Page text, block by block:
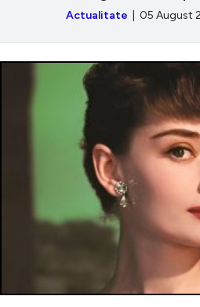
Actualitate | 05 August